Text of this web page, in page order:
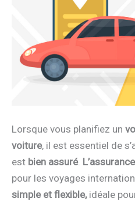
Lorsque vous planifiez un
voiture, il est essentiel de
est bien assuré.
pour les voyages
simple et flexible,idéale